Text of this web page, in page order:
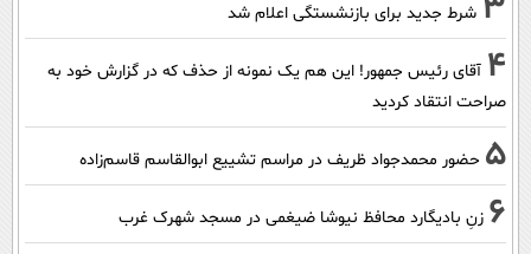
شرط جدید برای بازنشستگی اعلام شد
4 آقای رئیس جمهور! این هم یک نمونه از حذف که در گزارش خود به
صراحت انتقاد کردید
5 حضور محمدجواد ظریف در مراسم تشییع ابوالقاسم قاسم‌زاده
6 زنِ بادیگارد محافظ نیوشا ضیغمی در مسجد شهرک غرب